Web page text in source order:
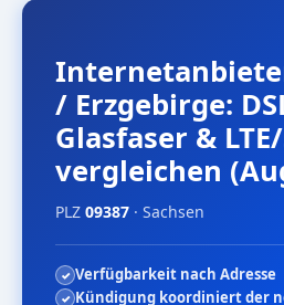
/ Erzgebirge:
Glasfaser &
vergleichen
PLZ 09387 · Sachsen
Verfügbarkeit nach Adresse
Kündigung koordiniert der